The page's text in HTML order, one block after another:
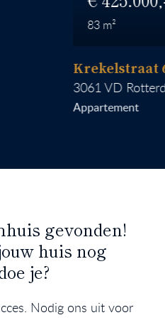
Krekelstraat 6 B
3061 VD Rotterdam
Appartement
gevonden!
huis nog
je?
Nodig ons uit voor